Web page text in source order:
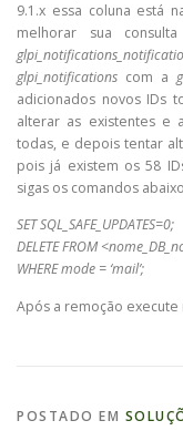
9.1.x essa coluna está
melhorar sua
glpi_notifications com a
adicionados novos IDs
alterar as existentes e
todas, e depois tentar
pois já existem os 58
sigas os comandos
SET SQL_SAFE_UPDATES=0;
DELETE FROM
WHERE mode = ‘mail’;
Após a remoção
POSTADO EM